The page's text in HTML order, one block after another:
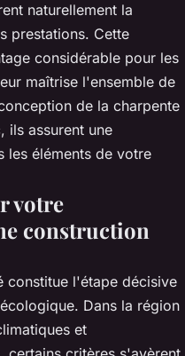
naturellement la
prestations. Cette
considérable pour les
maîtrise l'ensemble de
de la charpente
ils assurent une
les éléments de votre
votre
construction
constitue l'étape décisive
Dans la région
et